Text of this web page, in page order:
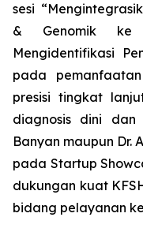
sesi
& Genomik
Mengidentifikasi
pada
presisi tingkat
diagnosis dini dan
Banyan maupun Dr.
pada Startup
dukungan kuat
bidang pelayanan